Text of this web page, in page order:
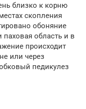
близко к корню
скопления
обоняние
область и в
происходит
или через
педикулез